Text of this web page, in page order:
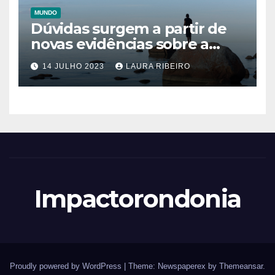
MUNDO
Dúvidas surgem a partir de
novas evidências sobre a
ação das autoridades gregas
no naufrágio que ceifou a
vida de 600 imigrantes
14 JULHO 2023 LAURA RIBEIRO
Impactorondonia
Proudly powered by WordPress Theme: Newspaperex by Themeansar.